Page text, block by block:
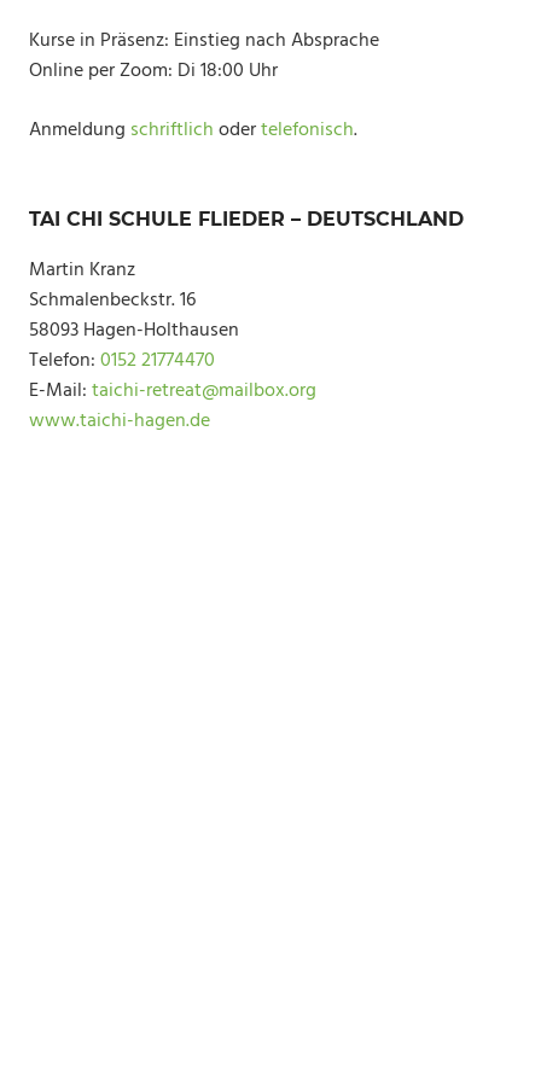
Kurse in Präsenz: Einstieg nach Absprache
Online per Zoom: Di 18:00 Uhr
Anmeldung schriftlichodertelefonisch.
TAI CHI SCHULE FLIEDER – DEUTSCHLAND
Martin Kranz
Schmalenbeckstr. 16
58093 Hagen-Holthausen
Telefon:0152 21774470
E-Mail:taichi-retreat@mailbox.org
www.taichi-hagen.de